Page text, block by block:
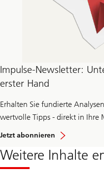
Impulse-Newsletter:
erster Hand
Erhalten Sie fundierte
wertvolle Tipps - direkt in Ihre
Jetzt abonnieren
Weitere Inhalte